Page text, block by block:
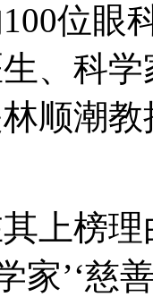
位眼
、科
顺潮
其上榜
家’‘慈